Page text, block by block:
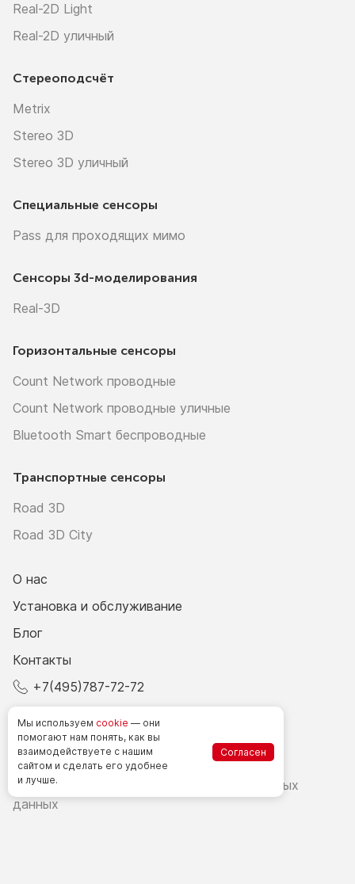
Real-2D Light
Real-2D уличный
Стереоподсчёт
Metrix
Stereo 3D
Stereo 3D уличный
Специальные сенсоры
Pass для проходящих мимо
Сенсоры 3d-моделирования
Real-3D
Горизонтальные сенсоры
Count Network проводные
Count Network проводные уличные
Bluetooth Smart беспроводные
Транспортные сенсоры
Road 3D
Road 3D City
О нас
Установка и обслуживание
Блог
Контакты
+7(495)787-72-72
Счетчики посетителей в РФ
Политика в области обработки персональных
данных
Мы используем cookie — они
помогают нам понять, как вы
взаимодействуете с нашим
сайтом и сделать его удобнее
и лучше.
Согласен